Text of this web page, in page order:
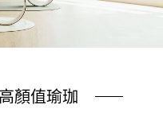
顏值瑜珈